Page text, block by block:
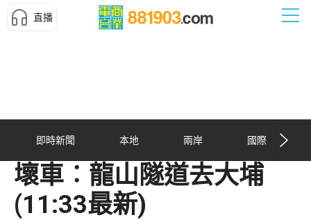
直播
即時新聞 本地 兩岸 國際
壞車︰龍山隧道去大埔
(11:33最新)